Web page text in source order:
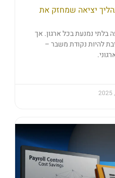
יציאה שמחזק את
בלתי נמנעת בכל ארגון. אך
להיות נקודת משבר –